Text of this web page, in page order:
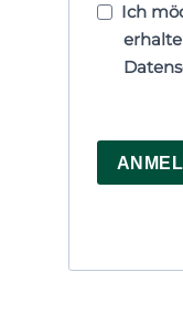
Ich